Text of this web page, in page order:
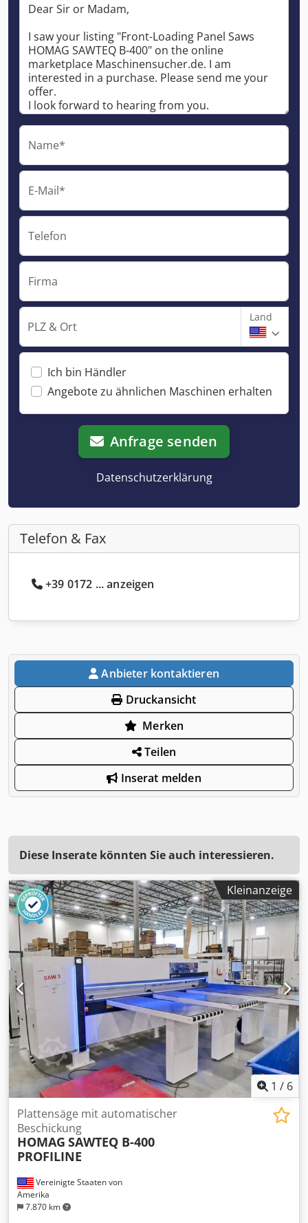
Name*
E-Mail*
Telefon
Firma
PLZ & Ort
Land
Ich bin Händler
Angebote zu ähnlichen Maschinen erhalten
Anfrage senden
Datenschutzerklärung
Telefon & Fax
+39 0172 ... anzeigen
Anbieter kontaktieren
Druckansicht
Merken
Teilen
Inserat melden
Diese Inserate könnten Sie auch interessieren.
Kleinanzeige
1 / 6
Vereinigte Staaten von
Amerika
7.870 km
Plattensäge mit automatischer
Beschickung
HOMAG SAWTEQ B-400
PROFILINE